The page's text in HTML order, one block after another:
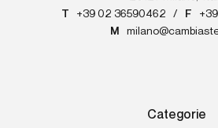
T
+39 02 36590462 / F
M
Categorie